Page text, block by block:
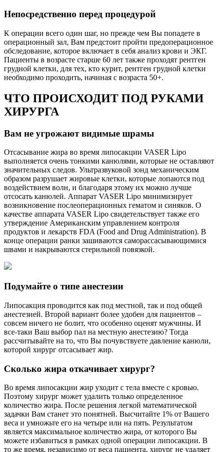
Непосредственно перед процедурой
К операции всего один шаг, но прежде чем Вы попадете в
операционный зал, Вам предстоит пройти предоперационное
обследование, которое включает в себя анализ крови и ЭКГ.
Пациенты в возрасте старше 60 лет также проходят рентген
грудной клетки, для тех, кто курит, рентген грудной клетки
необходимо проходить, начиная с возраста 50+.
ЧТО ПРОИСХОДИТ ПОД РУКАМИ
ХИРУРГА
Вам не угрожают видимые шрамы
Отсасывание жира во время липосакции VASER Lipo
выполняется очень тонкими канюлями, которые не оставляют
значительных следов. Ультразвуковой зонд механическим
образом разрушает жировые клетки, которые лопаются под
воздействием волн, и благодаря этому их можно лучше
отсосать канюлей. Аппарат VASER Lipo минимизирует
возникновение послеоперационных гематом и синяков. О
качестве аппарата VASER Lipo свидетельствует также его
утверждение Американским управлением контроля
продуктов и лекарств FDA (Food and Drug Administration). В
конце операции ранки зашиваются саморассасывающимися
швами и накрываются стерильной повязкой.
Подумайте о типе анестезии
Липосакция проводится как под местной, так и под общей
анестезией. Второй вариант более удобен для пациентов –
совсем ничего не болит, что особенно оценят мужчины. И
все-таки Ваш выбор пал на местную анестезию? Тогда
рассчитывайте на то, что Вы почувствуете давление канюли,
которой хирург отсасывает жир.
Сколько жира откачивает хирург?
Во время липосакции жир уходит с тела вместе с кровью.
Поэтому хирург может удалить только определенное
количество жира. После решения легкой математической
задачки Вам станет это понятней. Высчитайте 1% от Вашего
веса и умножьте его на четыре или на пять. Результатом
является максимальное количество жира, от которого Вы
можете избавиться в рамках одной операции липосакции. В
то же время, независимо от веса пациента, хирург не удаляет